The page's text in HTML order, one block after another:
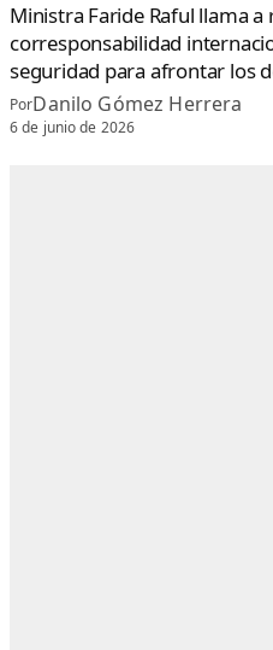
Ministra Faride Raful llama a
corresponsabilidad
seguridad para afrontar los
PorDanilo Gómez Herrera
6 de junio de 2026